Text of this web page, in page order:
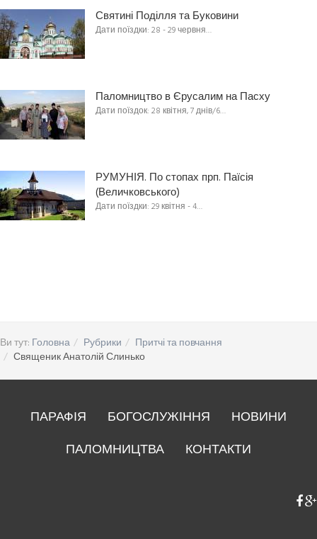
Святині Поділля та Буковини
Дати поїздки: 28 - 29 червня…
Паломництво в Єрусалим на Пасху
Дати поїздок: 28 квітня, 7 днів/6…
РУМУНІЯ. По стопах прп. Паїсія
(Величковського)
Дати поїздки: 29 квітня - 4…
Ви тут: Головна Рубрики
Притчі та повчання
Священик Анатолій Слинько
ПАРАФІЯ БОГОСЛУЖІННЯ
НОВИНИ
ПАЛОМНИЦТВА
КОНТАКТИ